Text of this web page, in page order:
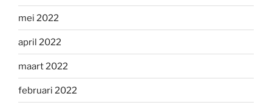
mei 2022
april 2022
maart 2022
februari 2022